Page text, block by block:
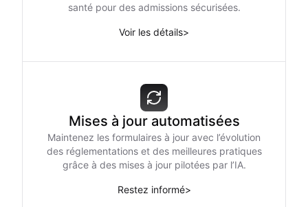
santé pour des admissions sécurisées.
Voir les détails>
Mises à jour automatisées
Maintenez les formulaires à jour avec l’évolution
des réglementations et des meilleures pratiques
grâce à des mises à jour pilotées par l’IA.
Restez informé>